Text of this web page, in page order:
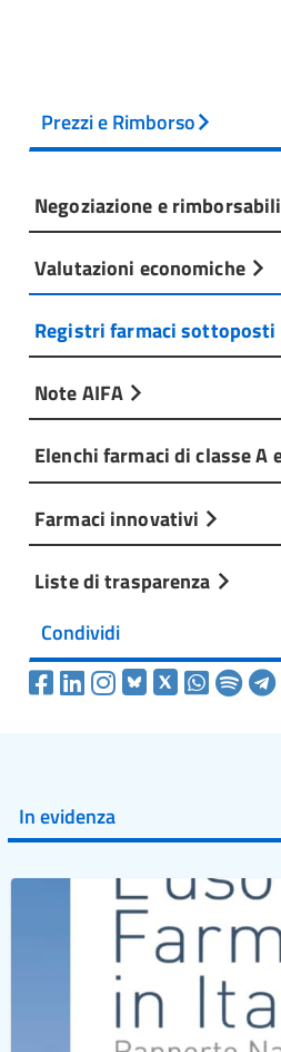
Prezzi e Rimborso
Negoziazione e
Valutazioni economiche
Registri farmaci
Note AIFA
Elenchi farmaci di classe A
Farmaci innovativi
Liste di trasparenza
Condividi
In evidenza